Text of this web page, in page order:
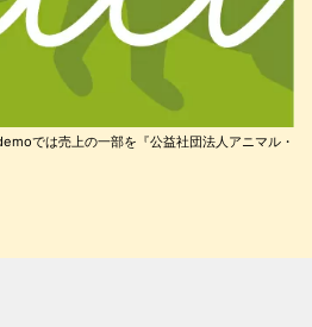
では売上の一部を『公益社団法人アニマル・